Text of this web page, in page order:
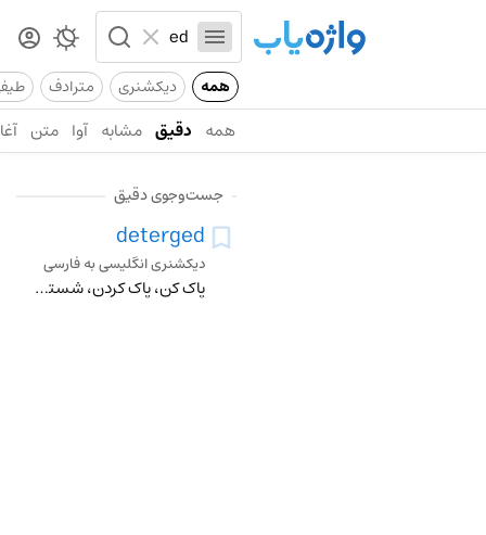
همه دیکشنری مترادف
همه دقیق مشابه آوا متن
جست‌وجوی دقیق
deterged
دیکشنری انگلیسی به فارسی
پاک کن، پاک کردن، شستن، زدودن